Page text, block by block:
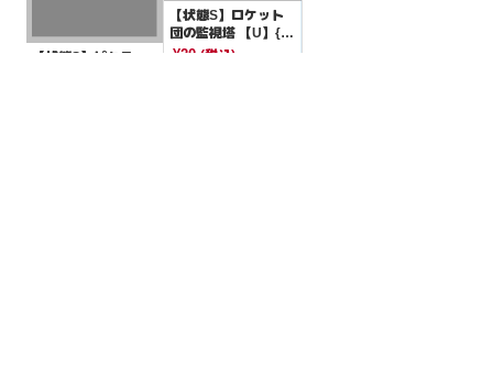
【状態S】ピクニッ
【状態S】ロケット
団の監視塔 【U】{0
96/098}[SV10]
¥20 (税込)